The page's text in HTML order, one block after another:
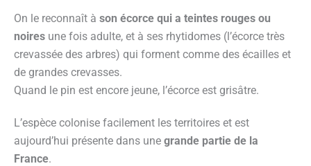
On le reconnaît à son écorce qui a teintes rouges ou
noires une fois adulte, et à ses rhytidomes (l’écorce très
crevassée des arbres) qui forment comme des écailles et
de grandes crevasses.
Quand le pin est encore jeune, l’écorce est grisâtre.
L’espèce colonise facilement les territoires et est
aujourd’hui présente dans une grande partie de la
France.